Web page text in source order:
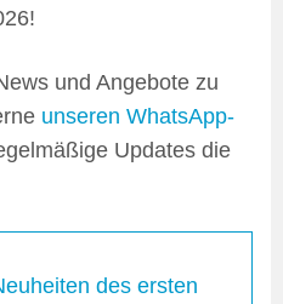
und Angebote zu
unseren WhatsApp-
Updates die
des ersten